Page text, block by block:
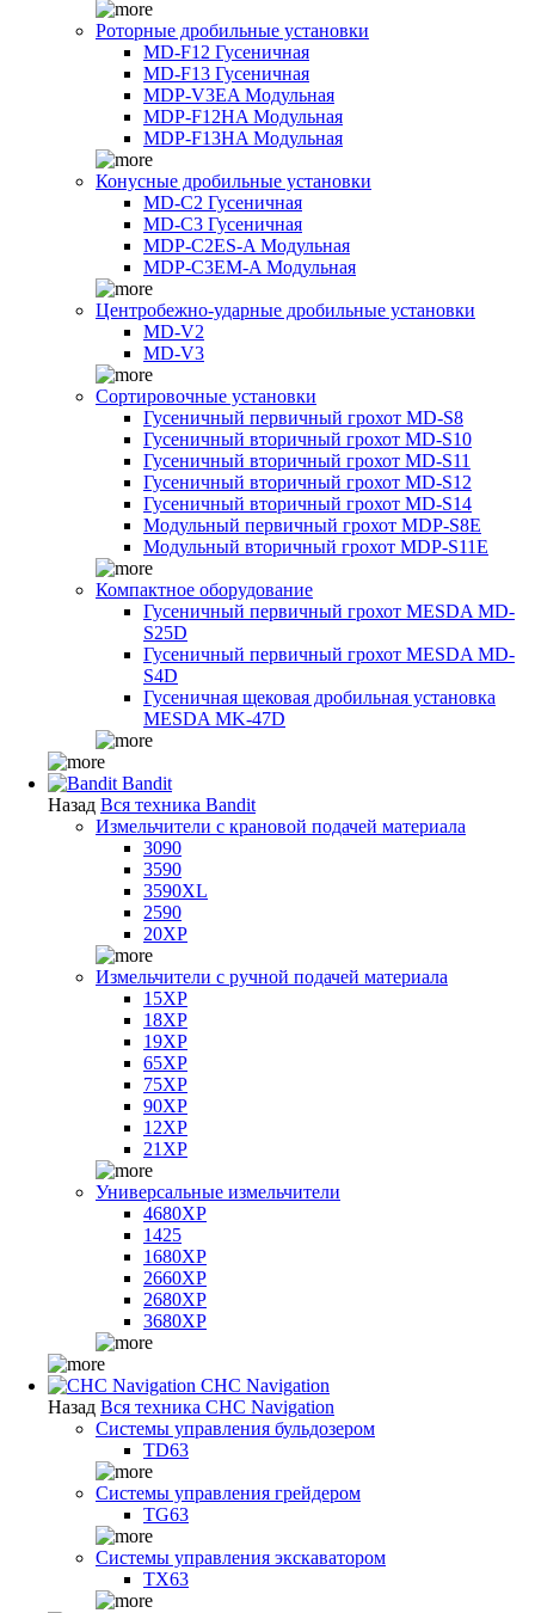
Роторные дробильные установки
MD-F12 Гусеничная
MD-F13 Гусеничная
MDP-V3EA Модульная
MDP-F12HA Модульная
MDP-F13HA Модульная
Конусные дробильные установки
MD-C2 Гусеничная
MD-C3 Гусеничная
MDP-C2ES-A Модульная
MDP-C3EM-A Модульная
Центробежно-ударные дробильные установки
MD-V2
MD-V3
Сортировочные установки
Гусеничный первичный грохот MD-S8
Гусеничный вторичный грохот MD-S10
Гусеничный вторичный грохот MD-S11
Гусеничный вторичный грохот MD-S12
Гусеничный вторичный грохот MD-S14
Модульный первичный грохот MDP-S8E
Модульный вторичный грохот MDP-S11E
Компактное оборудование
Гусеничный первичный грохот MESDA MD-
S25D
Гусеничный первичный грохот MESDA MD-
S4D
Гусеничная щековая дробильная установка
MESDA MK-47D
Bandit
Назад Вся техника Bandit
Измельчители с крановой подачей материала
3090
3590
3590XL
2590
20XP
Измельчители с ручной подачей материала
15XP
18XP
19XP
65XP
75XP
90XP
12XP
21XP
Универсальные измельчители
4680XP
1425
1680XP
2660XP
2680XP
3680XP
CHC Navigation
Назад Вся техника CHC Navigation
Системы управления бульдозером
TD63
Системы управления грейдером
TG63
Системы управления экскаватором
TX63